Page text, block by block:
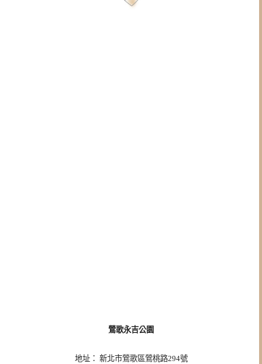
鶯歌永吉公園
地址： 新北市鶯歌區鶯桃路294號